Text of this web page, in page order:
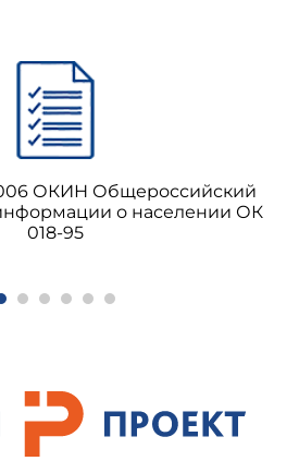
ОКИН Общероссийский
о населении ОК
018-95